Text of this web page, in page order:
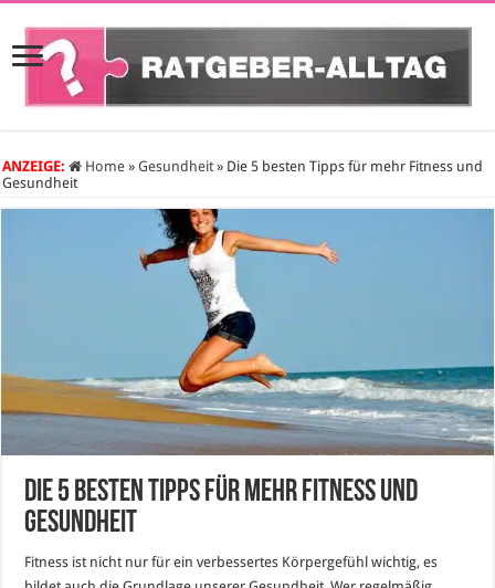
ANZEIGE: Home » Gesundheit » Die 5 besten Tipps für mehr Fitness und
Gesundheit
Die 5 besten Tipps für mehr Fitness und
Gesundheit
Fitness ist nicht nur für ein verbessertes Körpergefühl wichtig, es